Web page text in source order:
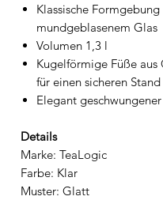
Klassische Formgebung
mundgeblasenem Glas
Volumen 1,3 l
Kugelförmige Füße aus
für einen sicheren Stand
Elegant
Details
Marke: TeaLogic
Farbe: Klar
Muster: Glatt